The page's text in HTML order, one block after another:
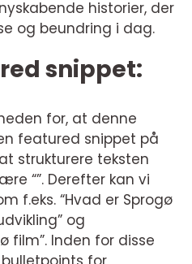
historier, der
og beundring i dag.
snippet:
for, at denne
featured snippet på
strukturere teksten
“”. Derefter kan vi
f.eks. “Hvad er Sprogø
og
film”. Inden for disse